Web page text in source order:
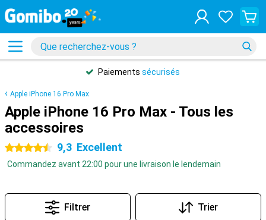
Paiements sécurisés
Apple iPhone 16 Pro Max
Apple iPhone 16 Pro Max - Tous les
accessoires
4.5 étoiles 9,3 Excellent
Commandez avant 22:00 pour une livraison le lendemain
Filtrer Trier